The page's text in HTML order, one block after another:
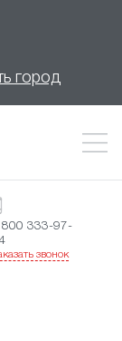
город
800 333-97-
звонок